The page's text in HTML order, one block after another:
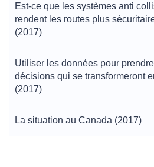
Est-ce que les systèmes anti
rendent les routes plus
(2017)
Utiliser les données pour
décisions qui se transformeront
(2017)
La situation au Canada (2017)